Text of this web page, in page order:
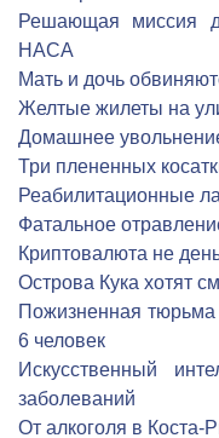
Решающая миссия
НАСА
Мать и дочь
Желтые жилеты на
Домашнее
Три плененных
Реабилитационные
Фатальное
Криптовалюта не
Острова Кука хотят
Пожизненная тюрьма
6 человек
Искусственный
заболеваний
От алкоголя в Коста-